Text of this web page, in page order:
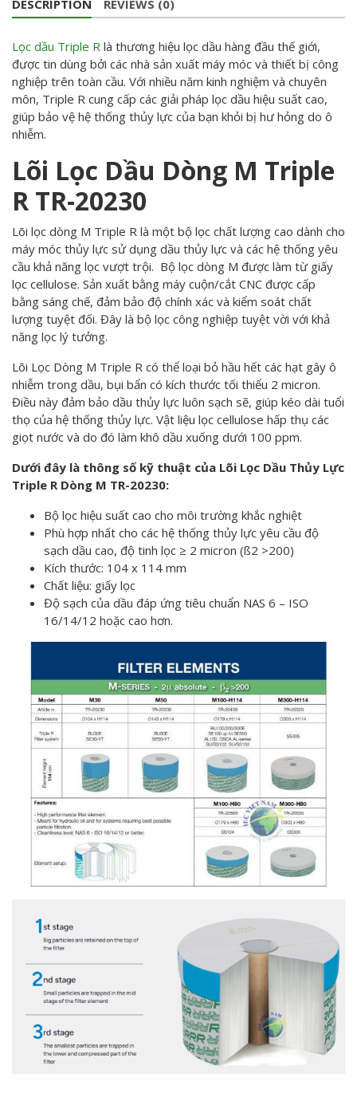
DESCRIPTION REVIEWS (0)
Lọc dầu Triple R là thương hiệu lọc dầu hàng đầu thế giới,
được tin dùng bởi các nhà sản xuất máy móc và thiết bị công
nghiệp trên toàn cầu. Với nhiều năm kinh nghiệm và chuyên
môn, Triple R cung cấp các giải pháp lọc dầu hiệu suất cao,
giúp bảo vệ hệ thống thủy lực của bạn khỏi bị hư hỏng do ô
nhiễm.
Lõi Lọc Dầu Dòng M Triple
R TR-20230
Lõi lọc dòng M Triple R là một bộ lọc chất lượng cao dành cho
máy móc thủy lực sử dụng dầu thủy lực và các hệ thống yêu
cầu khả năng lọc vượt trội. Bộ lọc dòng M được làm từ giấy
lọc cellulose. Sản xuất bằng máy cuộn/cắt CNC được cấp
bằng sáng chế, đảm bảo độ chính xác và kiểm soát chất
lượng tuyệt đối. Đây là bộ lọc công nghiệp tuyệt vời với khả
năng lọc lý tưởng.
Lõi Lọc Dòng M Triple R có thể loại bỏ hầu hết các hạt gây ô
nhiễm trong dầu, bụi bẩn có kích thước tối thiểu 2 micron.
Điều này đảm bảo dầu thủy lực luôn sạch sẽ, giúp kéo dài tuổi
thọ của hệ thống thủy lực. Vật liệu lọc cellulose hấp thụ các
giọt nước và do đó làm khô dầu xuống dưới 100 ppm.
Dưới đây là thông số kỹ thuật của Lõi Lọc Dầu Thủy Lực
Triple R Dòng M TR-20230:
Bộ lọc hiệu suất cao cho môi trường khắc nghiệt
Phù hợp nhất cho các hệ thống thủy lực yêu cầu độ
sạch dầu cao, độ tinh lọc ≥ 2 micron (ß2 >200)
Kích thước: 104 x 114 mm
Chất liệu: giấy lọc
Độ sạch của dầu đáp ứng tiêu chuẩn NAS 6 – ISO
16/14/12 hoặc cao hơn.